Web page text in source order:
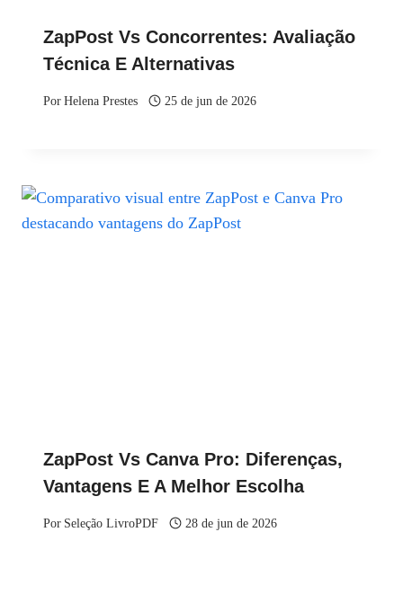
ZapPost Vs Concorrentes: Avaliação
Técnica E Alternativas
PorHelena Prestes 25 de jun de 2026
ZapPost Vs Canva Pro: Diferenças,
Vantagens E A Melhor Escolha
Por Seleção LivroPDF 28 de jun de 2026